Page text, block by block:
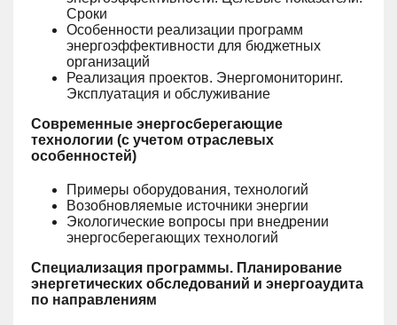
Сроки
Особенности реализации программ
энергоэффективности для бюджетных
организаций
Реализация проектов. Энергомониторинг.
Эксплуатация и обслуживание
Современные энергосберегающие
технологии (с учетом отраслевых
особенностей)
Примеры оборудования, технологий
Возобновляемые источники энергии
Экологические вопросы при внедрении
энергосберегающих технологий
Специализация программы. Планирование
энергетических обследований и энергоаудита
по направлениям